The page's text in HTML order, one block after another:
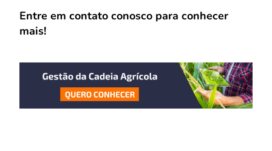
Entre em contato conosco para conhecer
mais!